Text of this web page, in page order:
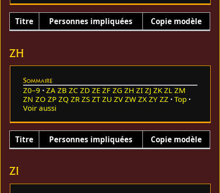
Titre Personnes impliquées Copie modèle
ZH
Sommaire
Z0–9 ZA ZB ZC ZD ZE ZF ZG ZH ZI ZJ ZK ZL ZM
ZN ZO ZP ZQ ZR ZS ZT ZU ZV ZW ZX ZY ZZ
Top
Voir aussi
Titre Personnes impliquées Copie modèle
ZI